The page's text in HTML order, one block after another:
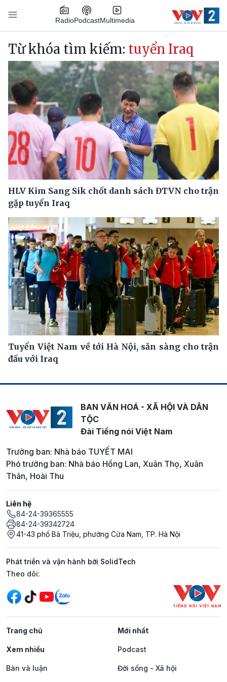
Nhảy đến nội dung
RadioPodcastMultimedia
Main navigation
Từ khóa tìm kiếm: tuyển Iraq
HLV Kim Sang Sik chốt danh sách ĐTVN cho trận
gặp tuyển Iraq
Tuyển Việt Nam về tới Hà Nội, săn sàng cho trận
đấu với Iraq
BAN VĂN HOÁ - XÃ HỘI VÀ DÂN
TỘC
Đài Tiếng nói Việt Nam
Trưởng ban: Nhà báo TUYẾT MAI
Phó trưởng ban: Nhà báo Hồng Lan, Xuân Thọ, Xuân
Thân, Hoài Thu
Liên hệ
84-24-39365555
84-24-39342724
41-43 phố Bà Triệu, phường Cửa Nam, TP. Hà Nội
Phát triển và vận hành bởi SolidTech
Mạng xã hội
Theo dõi:
Trang chủ Mới nhất
Xem nhiều Podcast
Bàn và luận Đời sống - Xã hội